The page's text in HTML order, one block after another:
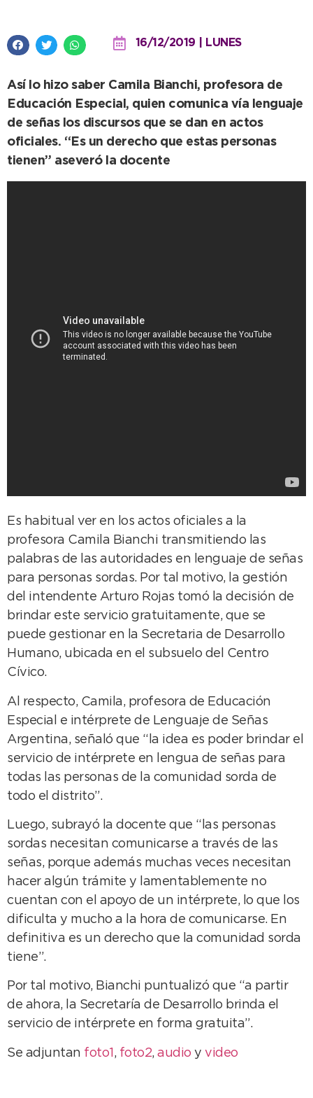
16/12/2019 | LUNES
Así lo hizo saber Camila Bianchi, profesora de
Educación Especial, quien comunica vía lenguaje
de señas los discursos que se dan en actos
oficiales. “Es un derecho que estas personas
tienen” aseveró la docente
Es habitual ver en los actos oficiales a la
profesora Camila Bianchi transmitiendo las
palabras de las autoridades en lenguaje de señas
para personas sordas. Por tal motivo, la gestión
del intendente Arturo Rojas tomó la decisión de
brindar este servicio gratuitamente, que se
puede gestionar en la Secretaria de Desarrollo
Humano, ubicada en el subsuelo del Centro
Cívico.
Al respecto, Camila, profesora de Educación
Especial e intérprete de Lenguaje de Señas
Argentina, señaló que “la idea es poder brindar el
servicio de intérprete en lengua de señas para
todas las personas de la comunidad sorda de
todo el distrito”.
Luego, subrayó la docente que “las personas
sordas necesitan comunicarse a través de las
señas, porque además muchas veces necesitan
hacer algún trámite y lamentablemente no
cuentan con el apoyo de un intérprete, lo que los
dificulta y mucho a la hora de comunicarse. En
definitiva es un derecho que la comunidad sorda
tiene”.
Por tal motivo, Bianchi puntualizó que “a partir
de ahora, la Secretaría de Desarrollo brinda el
servicio de intérprete en forma gratuita”.
Se adjuntan foto1 , foto2, audio y video